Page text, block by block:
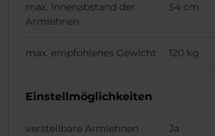
max. Innenabstand der
Armlehnen
54 cm
max. empfohlenes Gewicht 120 kg
Einstellmöglichkeiten
verstellbare Armlehnen Ja